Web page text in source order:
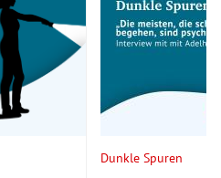
Dunkle Spuren